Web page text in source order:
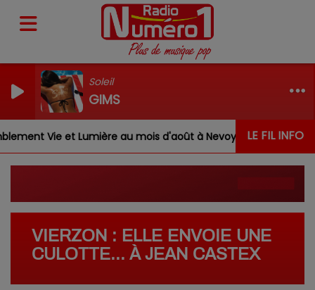
Soleil
GIMS
LE FIL INFO
Vie et Lumière au mois d'août à Nevoy Louis,
VIERZON : ELLE ENVOIE UNE
CULOTTE... À JEAN CASTEX